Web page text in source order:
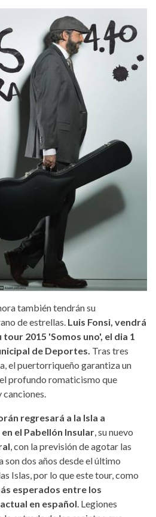
también tendrán su
de estrellas. Luis Fonsi, vendrá
2015 'Somos uno', el dia 1
de Deportes. Tras tres
el puertorriqueño garantiza un
profundo romaticismo que
regresará a la Isla a
el Pabellón Insular, su nuevo
, con la previsión de agotar las
son dos años desde el último
Islas, por lo que este tour, como
esperados entre los
en español. Legiones